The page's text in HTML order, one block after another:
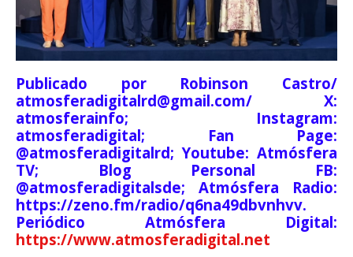
Publicado por Robinson Castro/
atmosferadigitalrd@gmail.com/ X:
atmosferainfo; Instagram:
atmosferadigital; Fan Page:
@atmosferadigitalrd; Youtube: Atmósfera
TV; Blog Personal FB:
@atmosferadigitalsde; Atmósfera Radio:
https://zeno.fm/radio/q6na49dbvnhvv.
Periódico Atmósfera Digital:
https://www.atmosferadigital.net